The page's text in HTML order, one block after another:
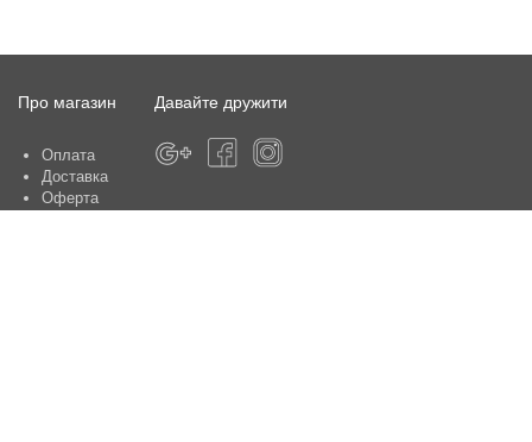
Про магазин
Оплата
Доставка
Оферта
Давайте дружити